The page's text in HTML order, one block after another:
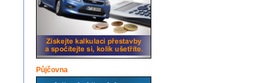
Půjčovna